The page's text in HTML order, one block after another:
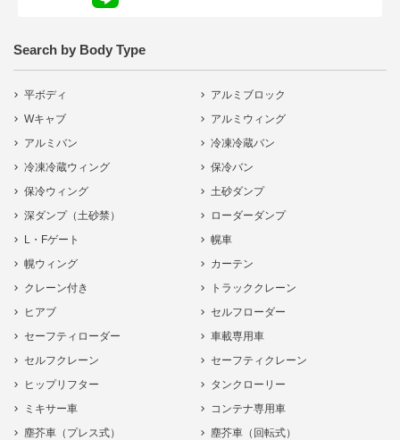
Search by Body Type
平ボディ
アルミブロック
Wキャブ
アルミウィング
アルミバン
冷凍冷蔵バン
冷凍冷蔵ウィング
保冷バン
保冷ウィング
土砂ダンプ
深ダンプ（土砂禁）
ローダーダンプ
L・Fゲート
幌車
幌ウィング
カーテン
クレーン付き
トラッククレーン
ヒアブ
セルフローダー
セーフティローダー
車載専用車
セルフクレーン
セーフティクレーン
ヒップリフター
タンクローリー
ミキサー車
コンテナ専用車
塵芥車（プレス式）
塵芥車（回転式）